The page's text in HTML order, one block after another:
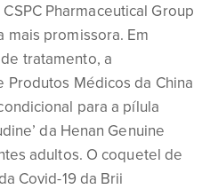
Pharmaceutical Group
mais promissora. Em
tratamento, a
Produtos Médicos da China
para a pílula
da Henan Genuine
adultos. O coquetel de
Covid-19 da Brii